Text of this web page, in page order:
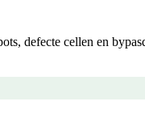
defecte cellen en